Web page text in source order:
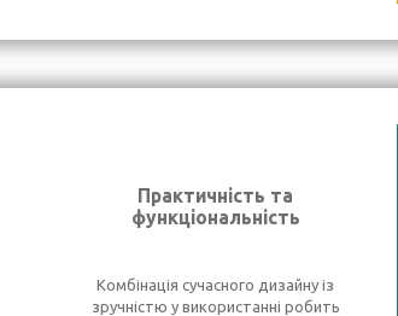
Практичність та
функціональність
Комбінація сучасного дизайну із
зручністю у використанні робить